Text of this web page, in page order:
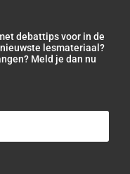
debattips voor in de
lesmateriaal?
Meld je dan nu